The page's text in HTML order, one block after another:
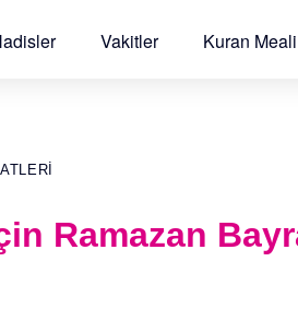
Vakitler Kuran Meali
Ramazan